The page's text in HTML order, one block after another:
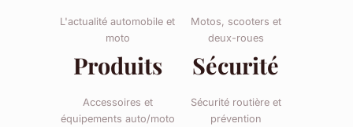
L'actualité automobile et
moto
Motos, scooters et
deux-roues
Produits
Accessoires et
équipements auto/moto
Sécurité
Sécurité routière et
prévention